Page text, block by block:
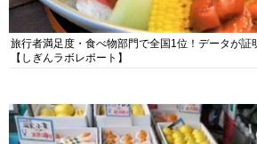
旅行者満足度・食べ物部門で全国1位！データが証
【しぎんラボレポート】